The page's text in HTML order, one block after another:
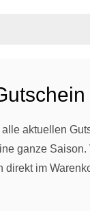
aktuellen
ganze
direkt im